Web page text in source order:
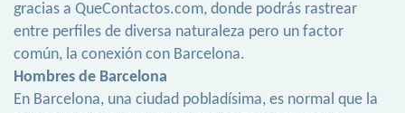
gracias a QueContactos.com, donde podrás rastrear
entre perfiles de diversa naturaleza pero un factor
común, la conexión con Barcelona.
Hombres de Barcelona
En Barcelona, una ciudad pobladísima, es normal que la